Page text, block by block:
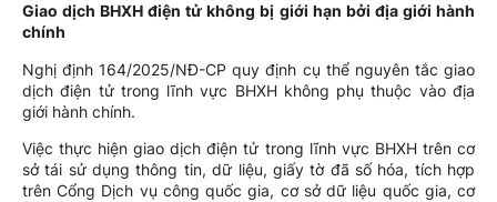
Giao dịch BHXH điện tử không bị giới hạn bởi địa giới hành
chính
Nghị định 164/2025/NĐ-CP quy định cụ thể nguyên tắc giao
dịch điện tử trong lĩnh vực BHXH không phụ thuộc vào địa
giới hành chính.
Việc thực hiện giao dịch điện tử trong lĩnh vực BHXH trên cơ
sở tái sử dụng thông tin, dữ liệu, giấy tờ đã số hóa, tích hợp
trên Cổng Dịch vụ công quốc gia, cơ sở dữ liệu quốc gia, cơ